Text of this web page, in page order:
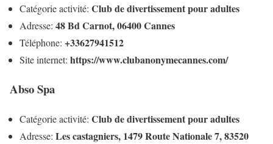
Catégorie activité: Club de divertissement pour adultes
Adresse: 48 Bd Carnot, 06400 Cannes
Téléphone: +33627941512
Site internet: https://www.clubanonymecannes.com/
Abso Spa
Catégorie activité: Club de divertissement pour adultes
Adresse: Les castagniers, 1479 Route Nationale 7, 83520